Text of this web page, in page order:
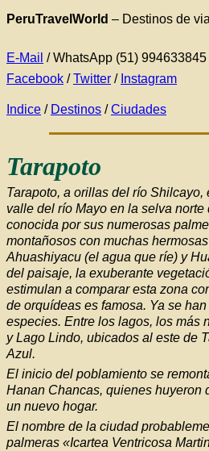
PeruTravelWorld – Destinos de
E-Mail / WhatsApp (51) 994633845
Facebook /Twitter / Instagram
Indice / Destinos /Ciudades
Tarapoto
Tarapoto, a orillas del río
valle del río Mayo en la selva
conocida por sus numerosas
montañosos con muchas
Ahuashiyacu (el agua que ríe) y
del paisaje, la exuberante
estimulan a comparar esta zona
de orquídeas es famosa. Ya se
especies. Entre los lagos, los más
y Lago Lindo, ubicados al este de
Azul.
El inicio del poblamiento se
Hanan Chancas, quienes huyeron
un nuevo hogar.
El nombre de la ciudad
palmeras «Icartea Ventricosa